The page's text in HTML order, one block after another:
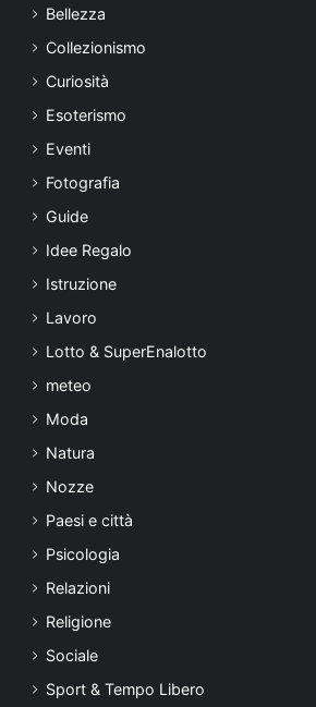
Bellezza
Collezionismo
Curiosità
Esoterismo
Eventi
Fotografia
Guide
Idee Regalo
Istruzione
Lavoro
Lotto & SuperEnalotto
meteo
Moda
Natura
Nozze
Paesi e città
Psicologia
Relazioni
Religione
Sociale
Sport & Tempo Libero